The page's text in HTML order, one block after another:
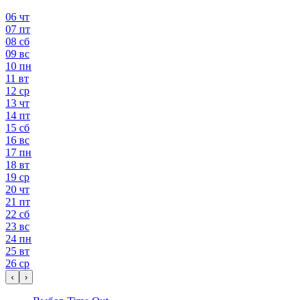
06 чт
07 пт
08 сб
09 вс
10 пн
11 вт
12 ср
13 чт
14 пт
15 сб
16 вс
17 пн
18 вт
19 ср
20 чт
21 пт
22 сб
23 вс
24 пн
25 вт
26 ср
‹ ›